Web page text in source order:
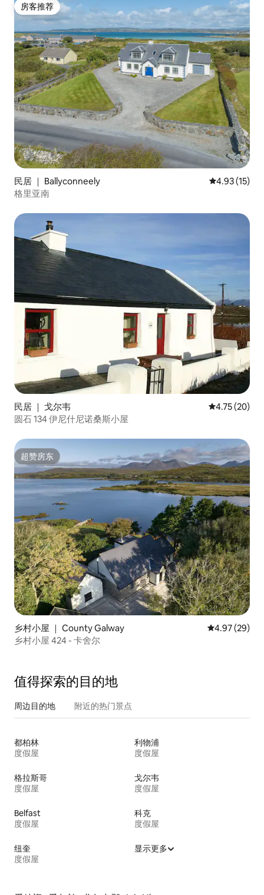
房客推荐
房客推荐
民居 ｜ Ballyconneely 平均评分
4.93 (15)
格里亚南
民居 ｜ 戈尔韦 平均评分
4.75 (20)
圆石 134 伊尼什尼诺桑斯小屋
超赞房东
超赞房东
乡村小屋 ｜ County Galway 平均评分
4.97 (29)
乡村小屋 424 - 卡舍尔
值得探索的目的地
周边目的地 附近的热门景点
都柏林
度假屋
利物浦
度假屋
格拉斯哥
度假屋
戈尔韦
度假屋
Belfast
度假屋
科克
度假屋
纽奎
度假屋
显示更多